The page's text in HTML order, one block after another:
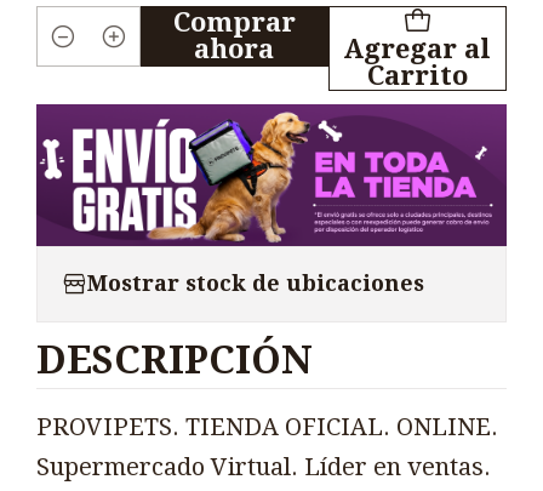
Cantidad
Agregar al
Carrito
Comprar
ahora
Mostrar stock de ubicaciones
DESCRIPCIÓN
PROVIPETS. TIENDA OFICIAL. ONLINE.
Supermercado Virtual. Líder en ventas.